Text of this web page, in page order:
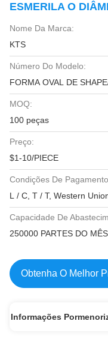
ESMERILA O
Nome Da Marca:
KTS
Número Do Modelo:
FORMA OVAL DE
MOQ:
100 peças
Preço:
$1-10/PIECE
Condições De
L / C, T / T, Western
Capacidade De
250000 PARTES DO MÊS
Obtenha O Melhor
Informações